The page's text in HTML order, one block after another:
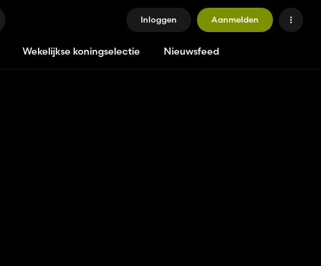
Inloggen Aanmelden
Wekelijkse koningselectie Nieuwsfeed